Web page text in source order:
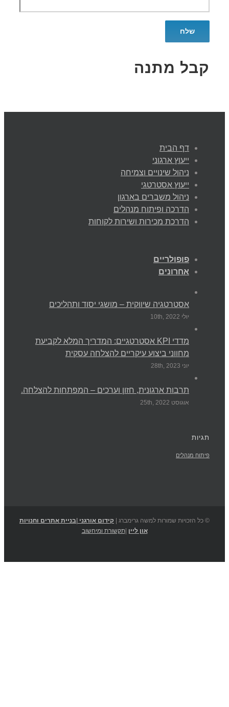
קבל מתנה
דף הבית
ייעוץ ארגוני
ניהול שינויים וצמיחה
ייעוץ אסטרטגי
ניהול משברים בארגון
הדרכה ופיתוח מנהלים
הדרכת מכירות ושירות לקוחות
פופולריים
אחרונים
אסטרטגיה שיווקית – מושגי יסוד ותהליכים
יולי 10th, 2022
מדדי KPI אסטרטגיים: המדריך המלא לקביעת
מחווני ביצוע עיקריים להצלחה עסקית
יוני 28th, 2023
תרבות ארגונית, חזון וערכים – המפתחות להצלחה.
אוגוסט 25th, 2022
תגיות
פיתוח מנהלים
© כל הזכויות שמורות למשה גרימברג | קידום אורגני בניית אתרים וחנויות
און ליין |תקשורת ומיחשוב